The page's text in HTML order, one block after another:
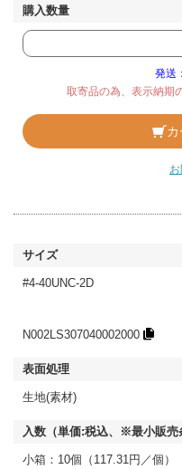
発送
取寄品の為、表示納期
カ
#4-40UNC-2D
N002LS307040002000
生地(素材)
小箱：10個（117.31円／個）